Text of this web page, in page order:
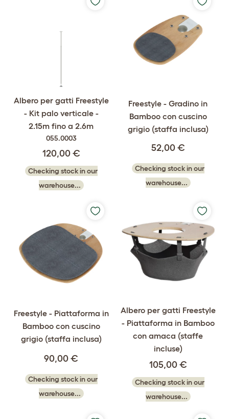
Albero per gatti Freestyle
- Kit palo verticale -
2.15m fino a 2.6m
055.0003
120,00 €
Checking stock in our
warehouse...
Freestyle - Gradino in
Bamboo con cuscino
grigio (staffa inclusa)
52,00 €
Checking stock in our
warehouse...
Freestyle - Piattaforma in
Bamboo con cuscino
grigio (staffa inclusa)
90,00 €
Checking stock in our
warehouse...
Albero per gatti Freestyle
- Piattaforma in Bamboo
con amaca (staffe
incluse)
105,00 €
Checking stock in our
warehouse...